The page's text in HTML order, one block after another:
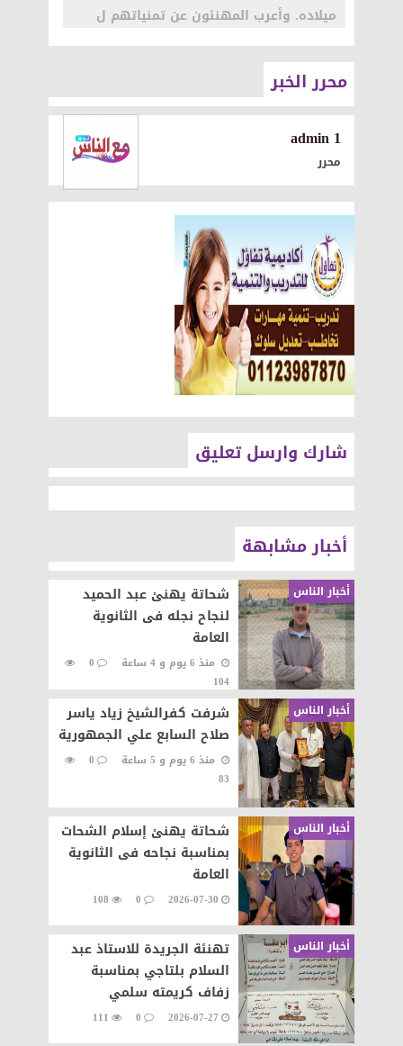
ميلاده. وأعرب المهنئون عن تمنياتهم ل
محرر الخبر
1 admin
محرر
شارك وارسل تعليق
أخبار مشابهة
أخبار الناس
شحاتة يهنئ عبد الحميد
لنجاح نجله فى الثانوية
العامة
منذ 6 يوم و 4 ساعة
0
104
أخبار الناس
شرفت كفرالشيخ زياد ياسر
صلاح السابع علي الجمهورية
منذ 6 يوم و 5 ساعة
0
83
أخبار الناس
شحاتة يهنئ إسلام الشحات
بمناسبة نجاحه فى الثانوية
العامة
2026-07-30
0
108
أخبار الناس
تهنئة الجريدة للاستاذ عبد
السلام بلتاجي بمناسبة
زفاف كريمته سلمي
2026-07-27
0
111